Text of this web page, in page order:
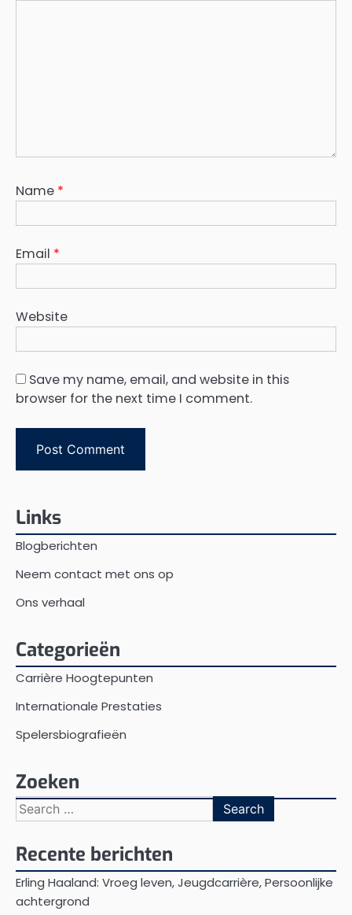
Name *
Email *
Website
Save my name, email, and website in this
browser for the next time I comment.
Links
Blogberichten
Neem contact met ons op
Ons verhaal
Categorieën
Carrière Hoogtepunten
Internationale Prestaties
Spelersbiografieën
Zoeken
Search
for:
Recente berichten
Erling Haaland: Vroeg leven, Jeugdcarrière, Persoonlijke
achtergrond